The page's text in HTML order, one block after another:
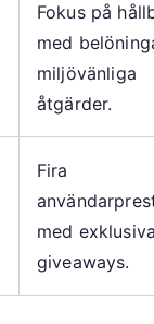
Fokus på
med
miljövänliga
åtgärder.
Fira
med
giveaways.